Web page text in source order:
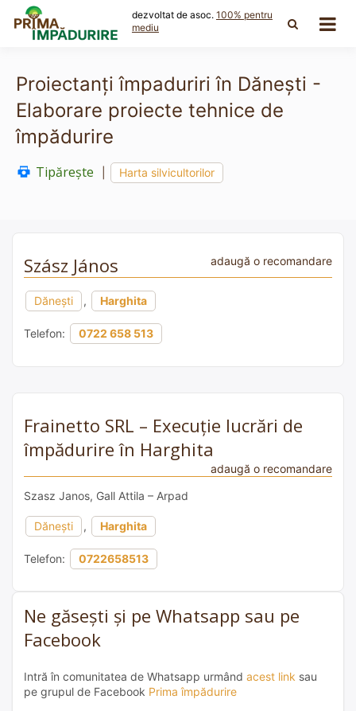
content
dezvoltat de asoc. 100% pentru
mediu
Proiectanți împaduriri în Dăneşti -
Elaborare proiecte tehnice de
împădurire
Tipărește Harta silvicultorilor
Szász János adaugă o recomandare
Dăneşti , Harghita
Telefon: 0722 658 513
Frainetto SRL – Execuție lucrări de
împădurire în Harghita
adaugă o recomandare
Szasz Janos, Gall Attila – Arpad
Dăneşti , Harghita
Telefon: 0722658513
Ne găsești și pe Whatsapp sau pe
Facebook
Intră în comunitatea de Whatsapp urmând acest link sau
pe grupul de Facebook Prima împădurire